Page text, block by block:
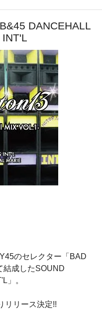
DANCEHALL
のセレクター「BAD
結成したSOUND
」。
リリース決定!!